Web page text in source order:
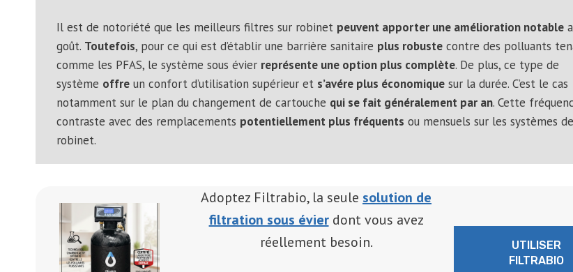
Il est de notoriété que les meilleurs filtres sur robinet peuvent apporter une amélioration notable
goût. Toutefois, pour ce qui est d’établir une barrière sanitaire plus robuste contre des polluants
comme les PFAS, le système sous évier représente une option plus complète. De plus, ce type de
système offre un confort d’utilisation supérieur et s’avére plus économique sur la durée. C’est le cas
notamment sur le plan du changement de cartouche qui se fait généralement par an. Cette
contraste avec des remplacements potentiellement plus fréquents ou mensuels sur les systèmes de
robinet.
Adoptez Filtrabio, la seule solution de
filtration sous évierdont vous avez
réellement besoin.
UTILISER
FILTRABIO